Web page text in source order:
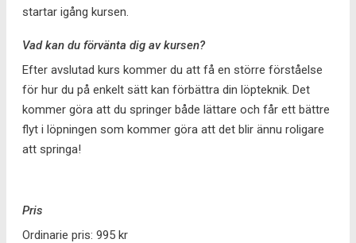
startar igång kursen.
Vad kan du förvänta dig av kursen?
Efter avslutad kurs kommer du att få en större förståelse
för hur du på enkelt sätt kan förbättra din löpteknik. Det
kommer göra att du springer både lättare och får ett bättre
flyt i löpningen som kommer göra att det blir ännu roligare
att springa!
Pris
Ordinarie pris: 995 kr